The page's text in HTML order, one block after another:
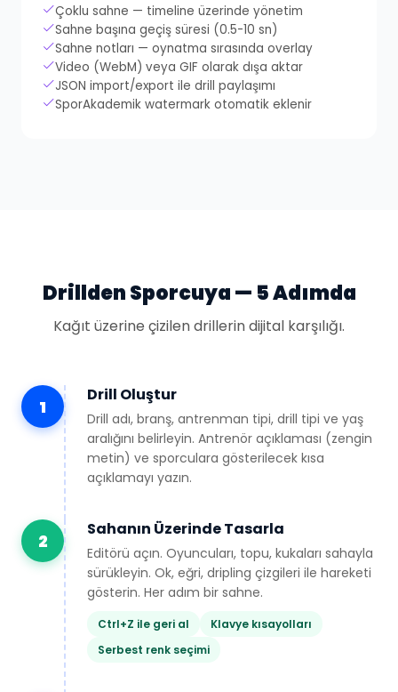
Çoklu sahne — timeline üzerinde yönetim
Sahne başına geçiş süresi (0.5-10 sn)
Sahne notları — oynatma sırasında overlay
Video (WebM) veya GIF olarak dışa aktar
JSON import/export ile drill paylaşımı
SporAkademik watermark otomatik eklenir
Drillden Sporcuya — 5 Adımda
Kağıt üzerine çizilen drillerin dijital karşılığı.
1
Drill Oluştur
Drill adı, branş, antrenman tipi, drill tipi ve yaş
aralığını belirleyin. Antrenör açıklaması (zengin
metin) ve sporculara gösterilecek kısa
açıklamayı yazın.
2
Sahanın Üzerinde Tasarla
Editörü açın. Oyuncuları, topu, kukaları sahayla
sürükleyin. Ok, eğri, dripling çizgileri ile hareketi
gösterin. Her adım bir sahne.
Ctrl+Z ile geri al
Klavye kısayolları
Serbest renk seçimi